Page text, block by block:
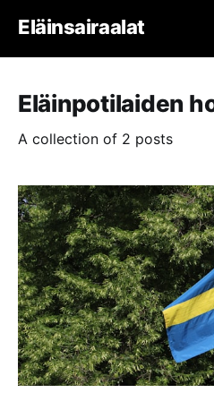
Eläinsairaalat
Eläinpotilaiden
A collection of 2 posts